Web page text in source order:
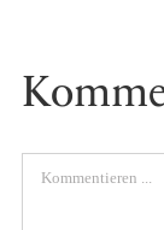
Comment